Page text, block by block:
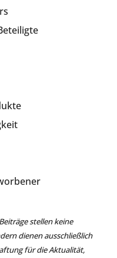
stellen keine
dienen ausschließlich
für die Aktualität,